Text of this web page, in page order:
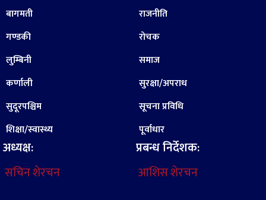
बागमती
गण्डकी
लुम्बिनी
कर्णाली
सुदूरपश्चिम
शिक्षा/स्वास्थ्य
अध्यक्ष:
सचिन शेरचन
राजनीति
रोचक
समाज
सुरक्षा/अपराध
सूचना प्रविधि
पूर्वाधार
प्रबन्ध निर्देशक:
आशिस शेरचन